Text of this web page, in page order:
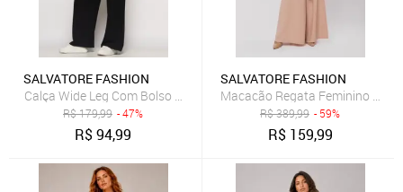
SALVATORE FASHION
Calça Wide Leg Com Bolso Malha Salvatore Fashion Preto
R$179,99 - 47%
R$94,99
SALVATORE FASHION
Macacão Regata Feminino
R$389,99 - 59%
R$ 159,99